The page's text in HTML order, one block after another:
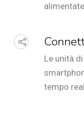
Le unità
tempo